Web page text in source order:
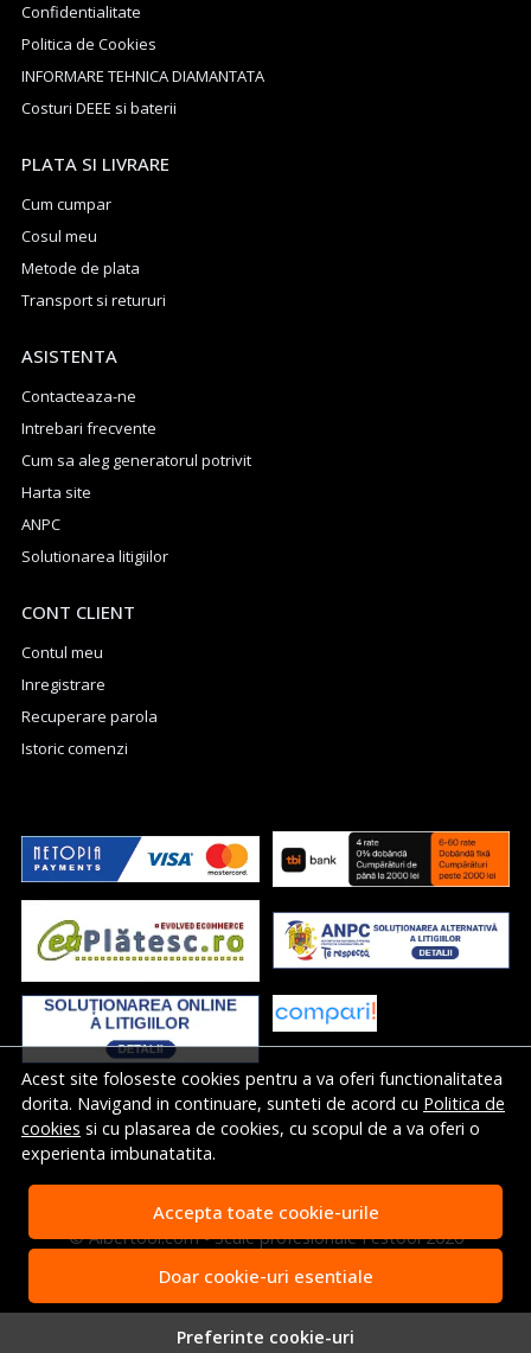
Acest site foloseste cookies pentru a va oferi functionalitatea
dorita. Navigand in continuare, sunteti de acord cu Politica de
cookies si cu plasarea de cookies, cu scopul de a va oferi o
experienta imbunatatita.
Accepta toate cookie-urile
Doar cookie-uri esentiale
Preferinte cookie-uri
Confidentialitate
Politica de Cookies
INFORMARE TEHNICA DIAMANTATA
Costuri DEEE si baterii
PLATA SI LIVRARE
Cum cumpar
Cosul meu
Metode de plata
Transport si retururi
ASISTENTA
Contacteaza-ne
Intrebari frecvente
Cum sa aleg generatorul potrivit
Harta site
ANPC
Solutionarea litigiilor
CONT CLIENT
Contul meu
Inregistrare
Recuperare parola
Istoric comenzi
© Albertool.com - Scule profesionale Festool 2026